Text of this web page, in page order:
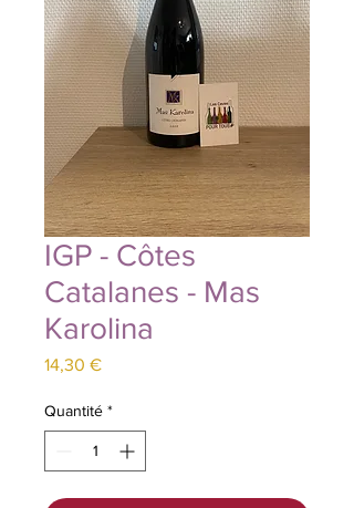
IGP - Côtes
Catalanes - Mas
Karolina
14,30 €Prix
Quantité *